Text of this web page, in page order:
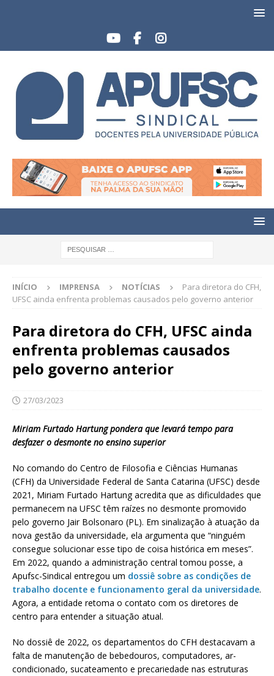
INÍCIO IMPRENSA NOTÍCIAS
Para diretora do CFH,
UFSC ainda enfrenta problemas causados pelo governo anterior
Para diretora do CFH, UFSC ainda
enfrenta problemas causados
pelo governo anterior
27/03/2023
Miriam Furtado Hartung pondera que levará tempo para
desfazer o desmonte no ensino superior
No comando do Centro de Filosofia e Ciências Humanas
(CFH) da Universidade Federal de Santa Catarina (UFSC) desde
2021, Miriam Furtado Hartung acredita que as dificuldades que
permanecem na UFSC têm raízes no desmonte promovido
pelo governo Jair Bolsonaro (PL). Em sinalização à atuação da
nova gestão da universidade, ela argumenta que “ninguém
consegue solucionar esse tipo de coisa histórica em meses”.
Em 2022, quando a administração central tomou posse, a
Apufsc-Sindical entregou um dossiê sobre as condições de
trabalho docente e funcionamento geral da universidade.
Agora, a entidade retoma o contato com os diretores de
centro para entender a situação atual.
No dossiê de 2022, os departamentos do CFH destacavam a
falta de manutenção de bebedouros, computadores, ar-
condicionado, sucateamento e precariedade nas estruturas